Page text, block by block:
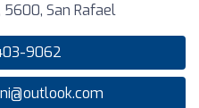
5600, San Rafael
9062